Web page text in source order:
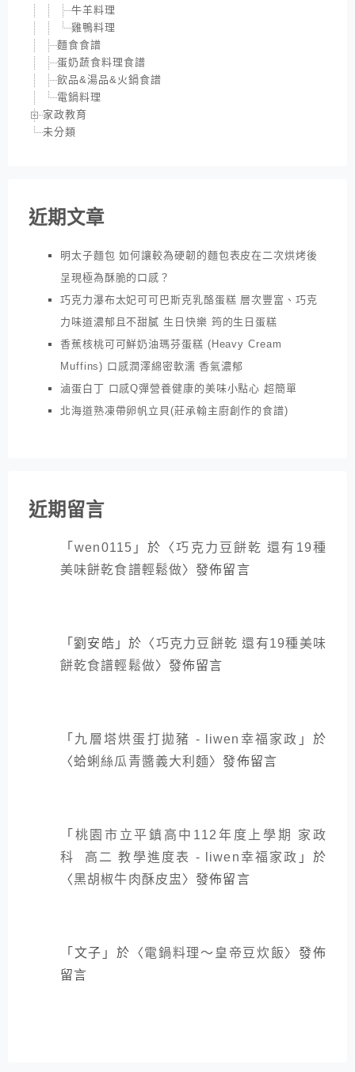
牛羊料理
雞鴨料理
麵食食譜
蛋奶蔬食料理食譜
飲品&湯品&火鍋食譜
電鍋料理
家政教育
未分類
近期文章
明太子麵包 如何讓較為硬韌的麵包表皮在二次烘烤後
呈現極為酥脆的口感？
巧克力瀑布太妃可可巴斯克乳酪蛋糕 層次豐富、巧克
力味道濃郁且不甜膩 生日快樂 筠的生日蛋糕
香蕉核桃可可鮮奶油瑪芬蛋糕 (Heavy Cream
Muffins) 口感潤澤綿密軟濡 香氣濃郁
滷蛋白丁 口感Q彈營養健康的美味小點心 超簡單
北海道熟凍帶卵帆立貝(莊承翰主廚創作的食譜)
近期留言
「wen0115 」於〈巧克力豆餅乾 還有19種
美味餅乾食譜輕鬆做〉發佈留言
「劉安皓 」於〈巧克力豆餅乾 還有19種美味
餅乾食譜輕鬆做〉發佈留言
「 九層塔烘蛋打拋豬 - liwen幸福家政 」於
〈蛤蜊絲瓜青醬義大利麵〉發佈留言
「 桃園市立平鎮高中112年度上學期 家政
科 高二 教學進度表 - liwen幸福家政 」於
〈黑胡椒牛肉酥皮盅 〉發佈留言
「 文子 」於〈電鍋料理～皇帝豆炊飯〉發佈
留言